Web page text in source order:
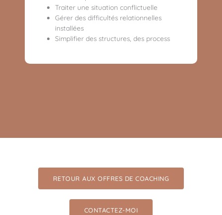
Traiter une situation conflictuelle
Gérer des difficultés relationnelles
installées
Simplifier des structures, des process
RETOUR AUX OFFRES DE COACHING
CONTACTEZ-MOI